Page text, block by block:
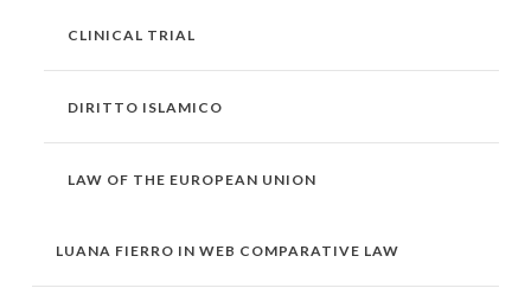
CLINICAL TRIAL
DIRITTO ISLAMICO
LAW OF THE EUROPEAN UNION
LUANA FIERRO IN WEB COMPARATIVE LAW